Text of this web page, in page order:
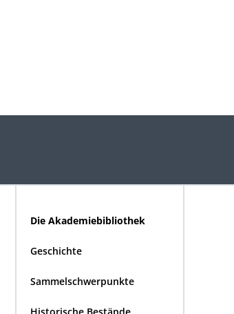
Die Akademiebibliothek
Geschichte
Sammelschwerpunkte